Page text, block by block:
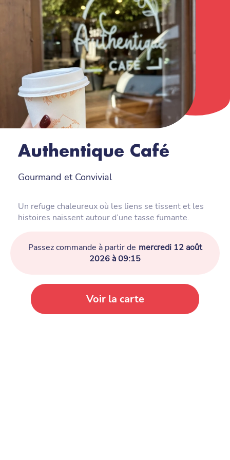
Authentique Café
Gourmand et Convivial
Un refuge chaleureux où les liens se tissent et les
histoires naissent autour d’une tasse fumante.
Passez commande à partir de mercredi 12 août
2026 à 09:15
Voir la carte